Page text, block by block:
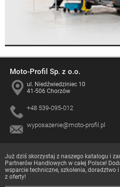
Moto-Profil Sp. z o.o.
ul. Niedźwiedziniec 10
41-506 Chorzów
+48 539-095-012
wyposazenie@moto-profil.pl
Już dziś skorzystaj z naszego katalogu i
Partnerów Handlowych w całej Polsce!
wsparcie techniczne, szkolenia, doradztwo
z oferty!